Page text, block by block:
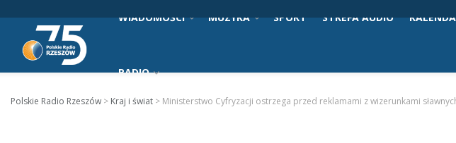
WIADOMOŚCI MUZYKA SPORT STREFA AUDIO
RADIO
Polskie Radio Rzeszów > Kraj i świat > Ministerstwo Cyfryzacji ostrzega przed reklamami z wizerunkami